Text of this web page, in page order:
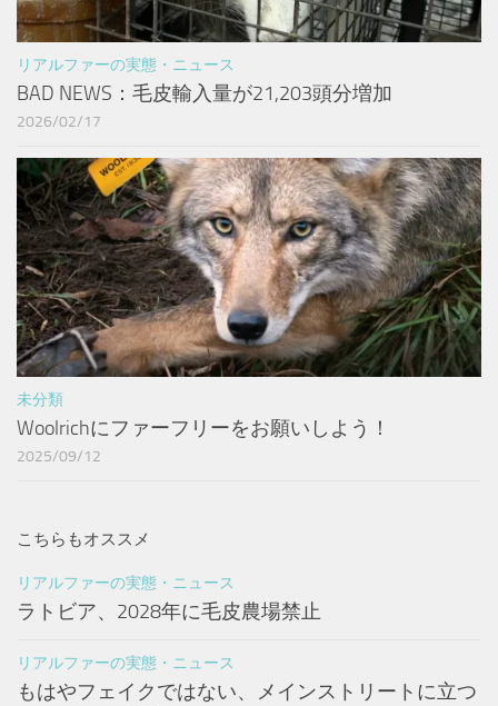
リアルファーの実態・ニュース
BAD NEWS：毛皮輸入量が21,203頭分増加
2026/02/17
未分類
Woolrichにファーフリーをお願いしよう！
2025/09/12
こちらもオススメ
リアルファーの実態・ニュース
ラトビア、2028年に毛皮農場禁止
リアルファーの実態・ニュース
もはやフェイクではない、メインストリートに立つ